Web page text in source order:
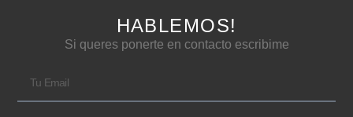
HABLEMOS!
Si queres ponerte en contacto escribime